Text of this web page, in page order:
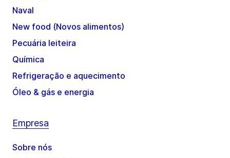
Naval
New food (Novos alimentos)
Pecuária leiteira
Química
Refrigeração e aquecimento
Óleo & gás e energia
Empresa
Sobre nós